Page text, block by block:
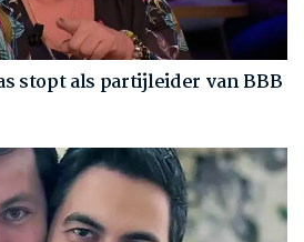
stopt als partijleider van BBB